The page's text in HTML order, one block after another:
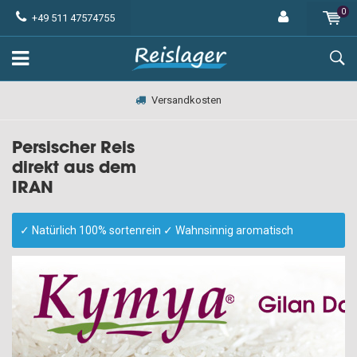
+49 511 47574755
0
Versandkosten
Persischer Reis
direkt aus dem
IRAN
✓ Natürlich 100% sortenrein ✓ Wahnsinnig aromatisch